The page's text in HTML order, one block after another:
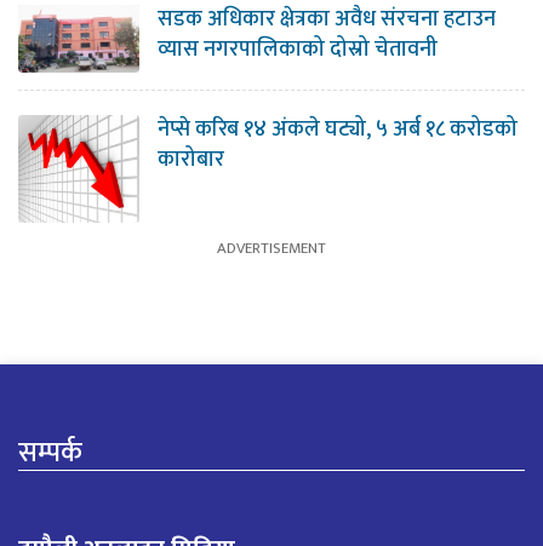
सडक अधिकार क्षेत्रका अवैध संरचना हटाउन
व्यास नगरपालिकाको दोस्रो चेतावनी
नेप्से करिब १४ अंकले घट्यो, ५ अर्ब १८ करोडको
कारोबार
सम्पर्क